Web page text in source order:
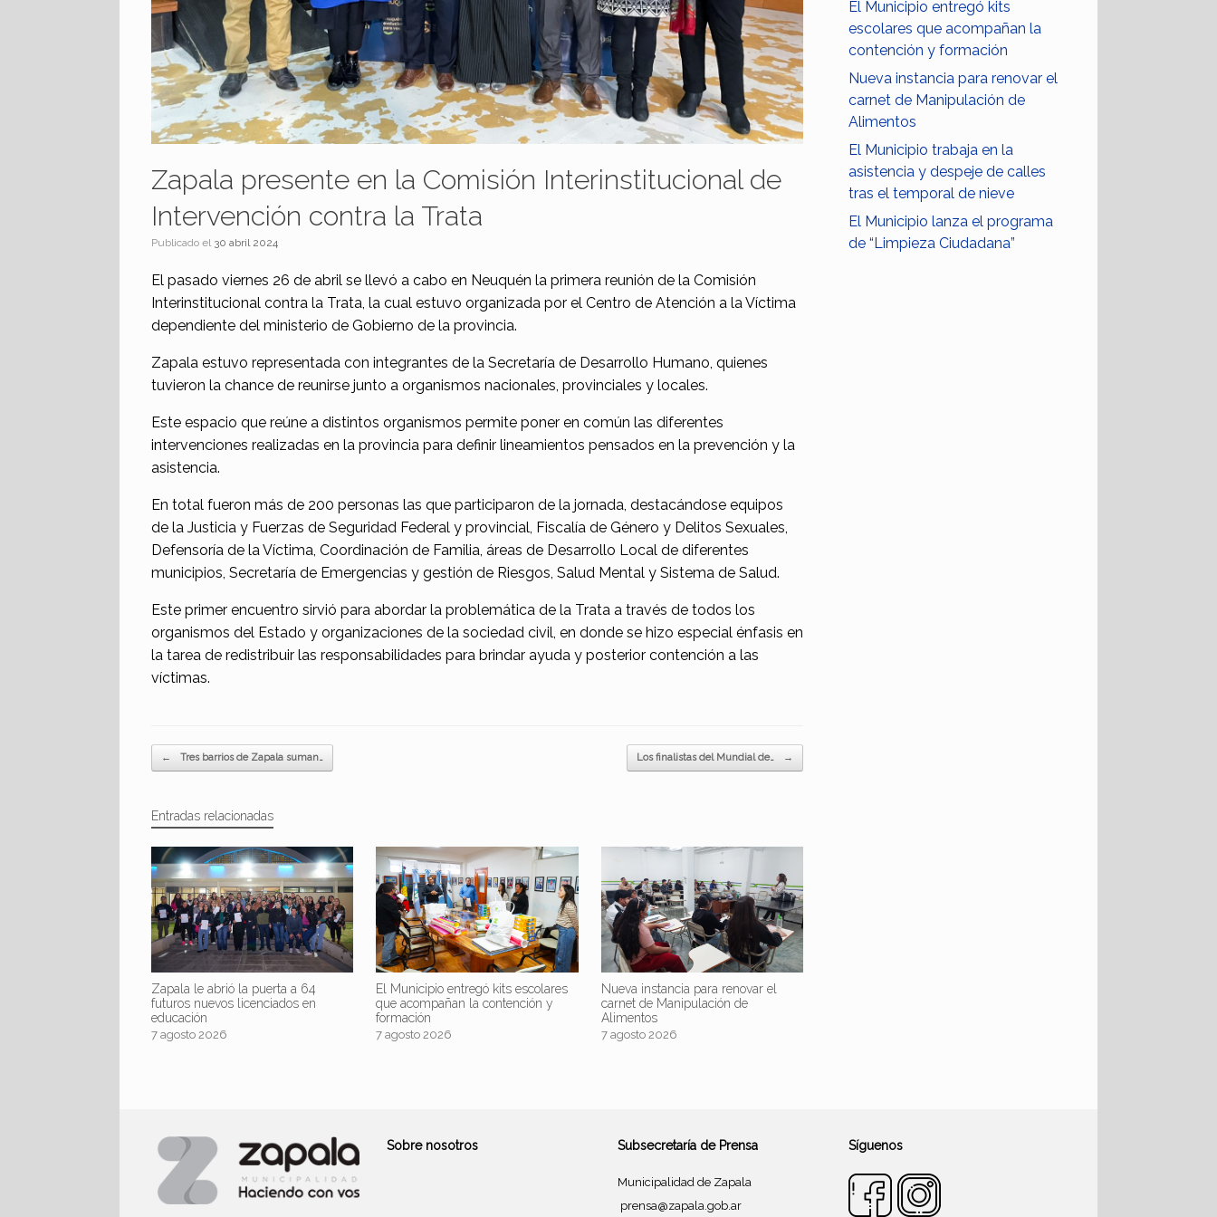
Zapala presente en la Comisión Interinstitucional de
Intervención contra la Trata
Publicado el 30 abril 2024
El pasado viernes 26 de abril se llevó a cabo en Neuquén la primera reunión de la Comisión
Interinstitucional contra la Trata, la cual estuvo organizada por el Centro de Atención a la Víctima
dependiente del ministerio de Gobierno de la provincia.
Zapala estuvo representada con integrantes de la Secretaría de Desarrollo Humano, quienes
tuvieron la chance de reunirse junto a organismos nacionales, provinciales y locales.
Este espacio que reúne a distintos organismos permite poner en común las diferentes
intervenciones realizadas en la provincia para definir lineamientos pensados en la prevención y la
asistencia.
En total fueron más de 200 personas las que participaron de la jornada, destacándose equipos
de la Justicia y Fuerzas de Seguridad Federal y provincial, Fiscalía de Género y Delitos Sexuales,
Defensoría de la Víctima, Coordinación de Familia, áreas de Desarrollo Local de diferentes
municipios, Secretaría de Emergencias y gestión de Riesgos, Salud Mental y Sistema de Salud.
Este primer encuentro sirvió para abordar la problemática de la Trata a través de todos los
organismos del Estado y organizaciones de la sociedad civil, en donde se hizo especial énfasis en
la tarea de redistribuir las responsabilidades para brindar ayuda y posterior contención a las
víctimas.
Navegador de artículos
← Tres barrios de Zapala suman… Los finalistas del Mundial de… →
Entradas relacionadas
Zapala le abrió la puerta a 64
futuros nuevos licenciados en
educación
7 agosto 2026
El Municipio entregó kits escolares
que acompañan la contención y
formación
7 agosto 2026
Nueva instancia para renovar el
carnet de Manipulación de
Alimentos
7 agosto 2026
El Municipio entregó kits
escolares que acompañan la
contención y formación
Nueva instancia para renovar el
carnet de Manipulación de
Alimentos
El Municipio trabaja en la
asistencia y despeje de calles
tras el temporal de nieve
El Municipio lanza el programa
de “Limpieza Ciudadana”
Sobre nosotros Subsecretaría de Prensa
Municipalidad de Zapala
prensa@zapala.gob.ar
Síguenos